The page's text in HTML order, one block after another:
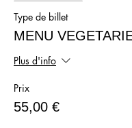
Type de billet
MENU
Plus d'info
Prix
55,00 €